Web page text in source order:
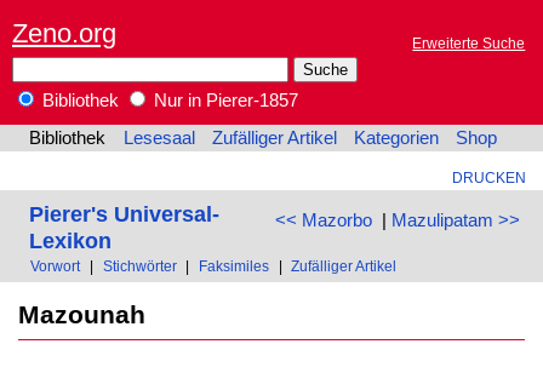
Zeno.org Erweiterte Suche
Bibliothek
Nur in Pierer-1857
Bibliothek
Lesesaal Zufälliger Artikel Kategorien Shop
DRUCKEN
<< Mazorbo| Mazulipatam >>
Pierer's Universal-
Lexikon
Vorwort Stichwörter Faksimiles Zufälliger Artikel
Mazounah